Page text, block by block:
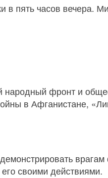
пять часов вечера.
фронт и
в Афганистане,
врагам
своими действиями.